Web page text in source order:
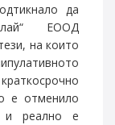
да
ЕООД
на които
е отменило
и реално е